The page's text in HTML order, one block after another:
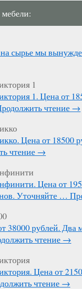
сырье мы
1
1. Цена от
чтение →
Цена от 18500
чтение →
Цена от
Уточняйте …
38000 рублей. Два
чтение →
Цена от
чтение →